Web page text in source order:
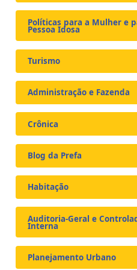
Políticas para a Mulher e
Pessoa Idosa
Turismo
Administração e Fazenda
Crônica
Blog da Prefa
Habitação
Auditoria-Geral e
Interna
Planejamento Urbano